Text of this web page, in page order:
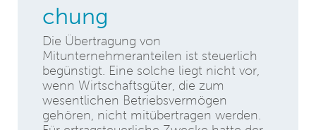
chung
Die Übertragung von
Mitunternehmeranteilen ist steuerlich
begünstigt. Eine solche liegt nicht vor,
wenn Wirtschaftsgüter, die zum
wesentlichen Betriebsvermögen
gehören, nicht mitübertragen werden.